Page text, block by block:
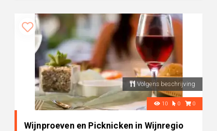
Volgens beschrijving
10 0 0
Wijnproeven en Picknicken in Wijnregio